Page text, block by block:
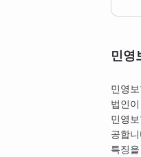
민영
민영
법인
민영
공합
특징